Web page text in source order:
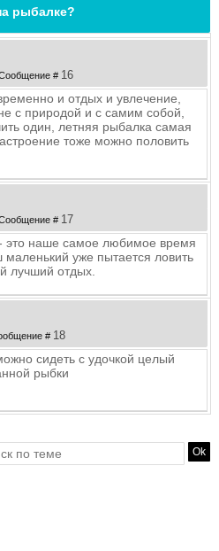
рыбалке?
# 16
и отдых и увлечение,
с природой и с самим собой,
один, летняя рыбалка самая
тоже можно половить
# 17
это наше самое любимое время
уже пытается ловить
лучший отдых.
# 18
сидеть с удочкой целый
рыбки